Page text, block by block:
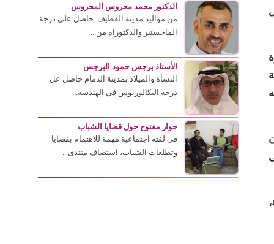
الدكتور محمد محروس المحروس
من مواليد مدينة القطيف. حاصل على درجة
الماجستير والدكتوراه من...
الأستاذ برجس حمود البرجس
النشأة والميلاد بمدينة الدمام حاصل عل
درجة البكالوريوس في الهندسة...
حوار مفتوح حول قضايا الشباب
في لفته اجتماعية مهمة للاهتمام بقضايا
وتطلعات الشباب، استضاف منتدى...